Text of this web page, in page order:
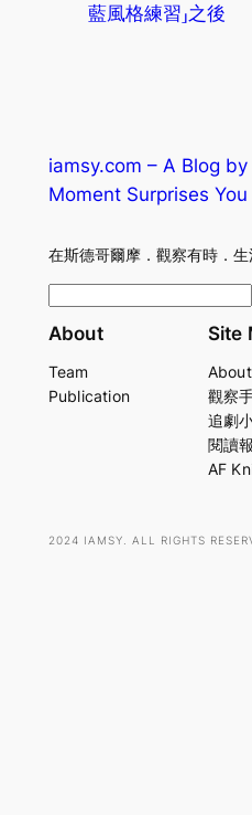
藍風格練習」之後
iamsy.com – A Blog
Moment Surprises You
在斯德哥爾摩．觀察有時．
e
r
About
Team
Publication
Site
觀察
追劇
閱讀
AF
2024 IAMSY. ALL RIGHTS